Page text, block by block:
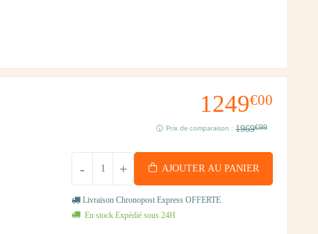
1249€00
Prix de comparaison : 1969€99
+
- AJOUTER AU PANIER
Livraison Chronopost Express OFFERTE
En stock Expédié sous 24H